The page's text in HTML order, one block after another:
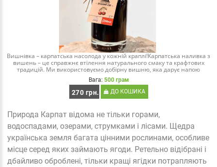
Вишнівка – карпатська насолода у кожній краплі!Карпатська наливка з
вишень – це справжнє втілення натурального смаку та крафтових
традицій. Ми використовуємо добірну вишню, яка дарує напою
яскравий ягідний аром..
Вага: 500 грам
270 грн. ДО КОШИКА
Природа Карпат відома не тільки горами,
водоспадами, озерами, струмками і лісами. Щедра
українська земля багата цінними рослинами, особливе
місце серед яких займають ягоди. Ретельно відібрані і
дбайливо оброблені, тільки кращі ягідки потрапляють